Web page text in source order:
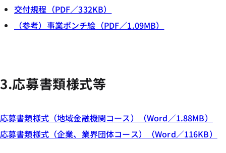
交付規程（PDF／332KB）
（参考）事業ポンチ絵（PDF／1.09MB）
3.応募書類様式等
応募書類様式（地域金融機関コース）（Word／1.88MB）
応募書類様式（企業、業界団体コース）（Word／116KB）